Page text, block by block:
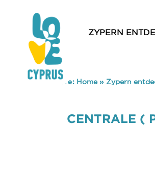
ZYPERN
You are here: Home» Zypern
CENTRALE (